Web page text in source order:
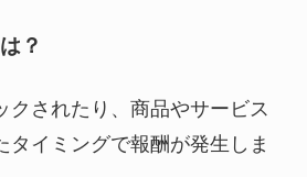
？
クされたり、商品やサービス
タイミングで報酬が発生しま